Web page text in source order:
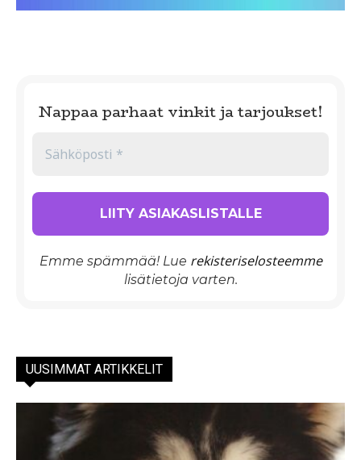
Nappaa parhaat vinkit ja tarjoukset!
Emme spämmää! Lue rekisteriselosteemme
lisätietoja varten.
UUSIMMAT ARTIKKELIT